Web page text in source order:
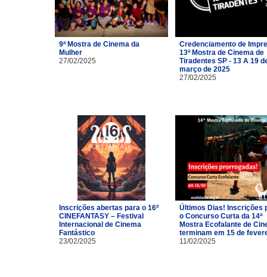
9ª Mostra de Cinema da
Mulher
27/02/2025
Credenciamento de
13ª Mostra de Cinema de
Tiradentes SP - 13 A 19
março de 2025
27/02/2025
Inscrições abertas para o 16º
CINEFANTASY – Festival
Internacional de Cinema
Fantástico
23/02/2025
Últimos Dias! Inscrições
o Concurso Curta da 14ª
Mostra Ecofalante de
terminam em 15 de
11/02/2025